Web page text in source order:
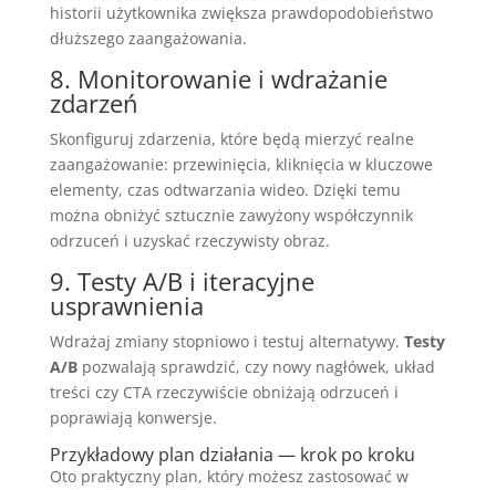
historii użytkownika zwiększa prawdopodobieństwo
dłuższego zaangażowania.
8. Monitorowanie i wdrażanie
zdarzeń
Skonfiguruj zdarzenia, które będą mierzyć realne
zaangażowanie: przewinięcia, kliknięcia w kluczowe
elementy, czas odtwarzania wideo. Dzięki temu
można obniżyć sztucznie zawyżony współczynnik
odrzuceń i uzyskać rzeczywisty obraz.
9. Testy A/B i iteracyjne
usprawnienia
Wdrażaj zmiany stopniowo i testuj alternatywy. Testy
A/Bpozwalają sprawdzić, czy nowy nagłówek, układ
treści czy CTA rzeczywiście obniżają odrzuceń i
poprawiają konwersje.
Przykładowy plan działania — krok po kroku
Oto praktyczny plan, który możesz zastosować w